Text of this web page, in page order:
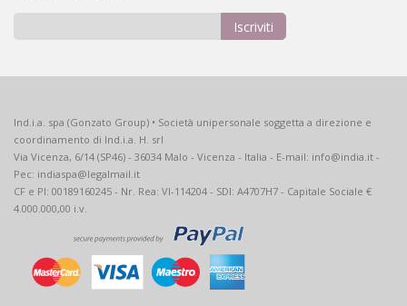
Newsletter:
Iscriviti
Ind.i.a. spa (Gonzato Group) • Società unipersonale soggetta a direzione e
coordinamento di Ind.i.a. H. srl
Via Vicenza, 6/14 (SP46) - 36034 Malo - Vicenza - Italia - E-mail: info@india.it -
Pec: indiaspa@legalmail.it
CF e PI: 00189160245 - Nr. Rea: VI-114204 - SDI: A4707H7 - Capitale Sociale €
4.000.000,00 i.v.